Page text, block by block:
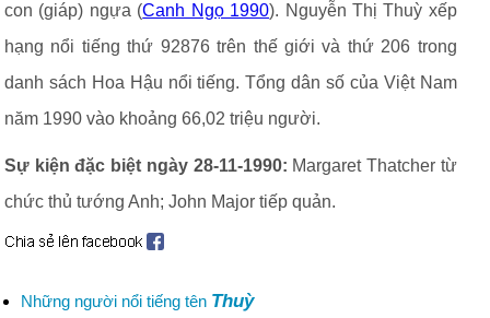
con (giáp) ngựa (Canh Ngọ 1990). Nguyễn Thị Thuỳ xếp
hạng nổi tiếng thứ 92876 trên thế giới và thứ 206 trong
danh sách Hoa Hậu nổi tiếng. Tổng dân số của Việt Nam
năm 1990 vào khoảng 66,02 triệu người.
Sự kiện đặc biệt ngày 28-11-1990: Margaret Thatcher từ
chức thủ tướng Anh; John Major tiếp quản.
Những người nổi tiếng tên Thuỳ